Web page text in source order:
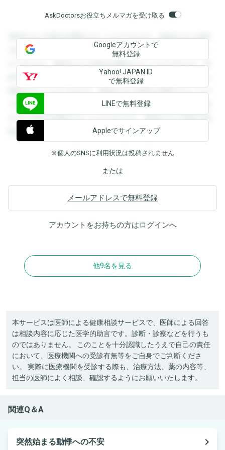
AskDoctorsお役立ちメルマガを受け取る
登録すると回答を閲覧することができます。登録すると回答
を閲覧することができます。登録すると回答を閲覧すること
ができます。登録すると回答を閲覧することができます。登
録すると回答を閲覧することができます。登録すると回答を
閲覧することができます。登録すると回答を閲覧することが
できます。登録すると回答を閲覧することができます。登録
すると回答を閲覧することができます。登録すると回答を閲
覧することができます。
Googleアカウントで
無料登録
Yahoo! JAPAN ID
で無料登録
LINEで無料登録
Appleでサインアップ
※個人のSNSに利用状況は投稿されません
または
メールアドレスで無料登録
アカウントをお持ちの方はログインへ
他9名を見る
本サービスは医師による健康相談サービスで、医師による回答
は相談内容に応じた医学的助言です。診断・診察などを行うも
のではありません。 このことを十分認識したうえで自己の責任
において、医療機関への受診有無等をご自身でご判断くださ
い。 実際に医療機関を受診する際も、治療方法、薬の内容等、
担当の医師によく相談、確認するようにお願いいたします。
関連Q＆A
突然始まる動悸への不安 navigate_next